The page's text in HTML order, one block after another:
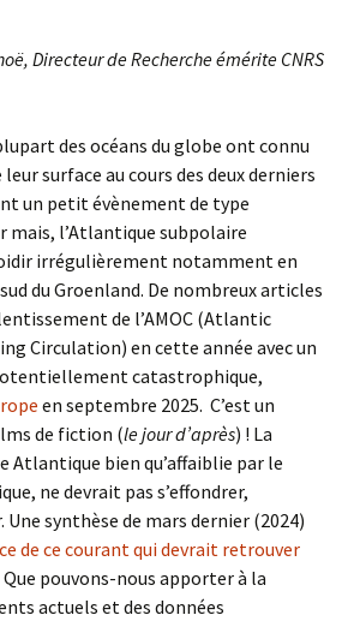
Directeur de Recherche émérite CNRS
des océans du globe ont connu
surface au cours des deux derniers
un petit évènement de type
mais, l’Atlantique subpolaire
irrégulièrement notamment en
du Groenland. De nombreux articles
de l’AMOC (Atlantic
Circulation) en cette année avec un
catastrophique,
en septembre 2025. C’est un
de fiction (le jour d’après) ! La
Atlantique bien qu’affaiblie par le
ne devrait pas s’effondrer,
Une synthèse de mars dernier (2024)
de ce courant qui devrait retrouver
Que pouvons-nous apporter à la
actuels et des données